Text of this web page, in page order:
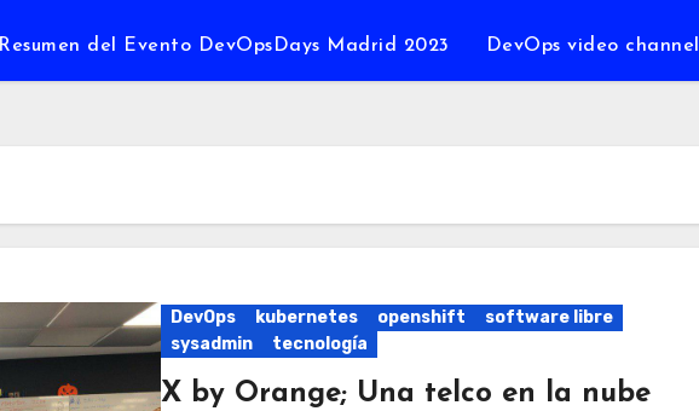
Resumen del Evento DevOpsDays Madrid 2023 DevOps video channel
DevOps kubernetes openshift
software libre
sysadmin
tecnología
X by Orange; Una telco en la nube